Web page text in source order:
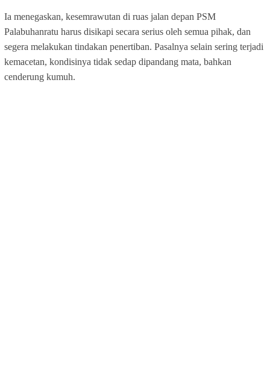
Ia menegaskan, kesemrawutan di ruas jalan depan PSM
Palabuhanratu harus disikapi secara serius oleh semua pihak, dan
segera melakukan tindakan penertiban. Pasalnya selain sering terjadi
kemacetan, kondisinya tidak sedap dipandang mata, bahkan
cenderung kumuh.